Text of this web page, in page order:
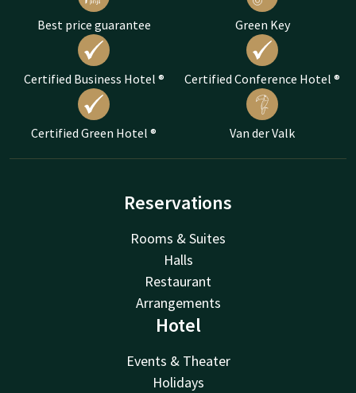
Best price guarantee Green Key
Certified Business Hotel ® Certified Conference Hotel ®
Certified Green Hotel ® Van der Valk
Reservations
Rooms & Suites
Halls
Restaurant
Arrangements
Hotel
Events & Theater
Holidays